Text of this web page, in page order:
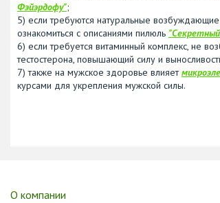
Фэйэрдофу";
5) если требуются натуральные
ознакомиться с описаниями пилюль
6) если требуется витаминный комплекс, не
тестостерона, повышающий силу и
7) также на мужское здоровье влияет
курсами для укрепления мужской силы.
О компании